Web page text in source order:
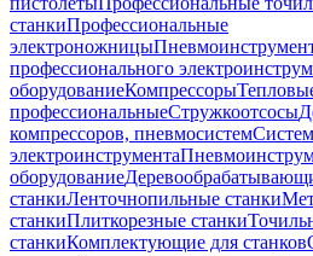
станкиПрофессиональные
электроножницы
профессионального
оборудованиеКомпрессоры
профессиональныеСтружкоотсосы
компрессоров, пневмосистем
электроинструмента
оборудование
станкиЛенточнопильные станки
станкиПлиткорезные станки
станкиКомплектующие для станков